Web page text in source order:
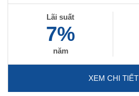
Lãi suất
7%
năm
XEM CHI TIẾT